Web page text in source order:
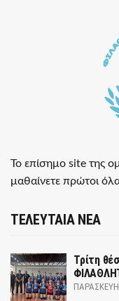
Το επίσημο site της
μαθαίνετε πρώτοι
ΤΕΛΕΥΤΑΙΑ ΝΕΑ
Τρίτη
ΠΑΡΑΣΚΕΥΉ